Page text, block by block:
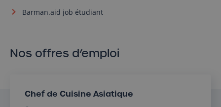
Barman.aid job étudiant
Nos offres d’emploi
Chef de Cuisine Asiatique